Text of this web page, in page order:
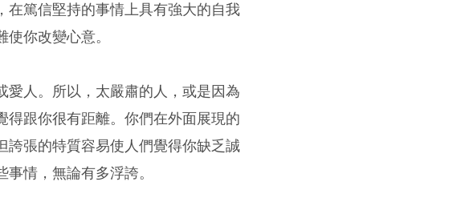
在篤信堅持的事情上具有強大的自我
你改變心意。
人。所以，太嚴肅的人，或是因為
得跟你很有距離。你們在外面展現的
張的特質容易使人們覺得你缺乏誠
情，無論有多浮誇。